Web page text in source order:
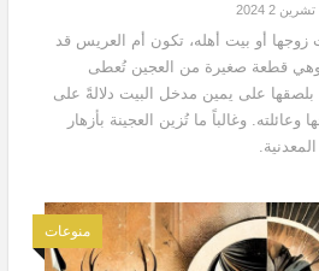
أو بيت أهله، تكون أم العريس قد
وهي قطعة صغيرة من العجين تُعطى
على يمين مدخل البيت دلالةً على
وعائلته. وغالباً ما تُزين العجينة بأزهار
منوعات